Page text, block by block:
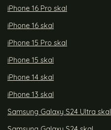
iPhone 16 Pro skal
iPhone 16 skal
iPhone 15 Pro skal
iPhone 15 skal
iPhone 14 skal
iPhone 13 skal
Samsung Galaxy S24 Ultra skal